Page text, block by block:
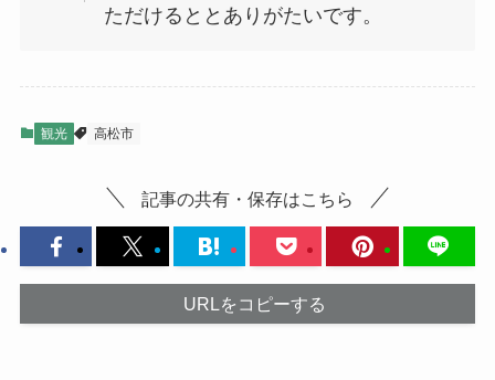
ただけるととありがたいです。
観光 高松市
記事の共有・保存はこちら
URLをコピーする